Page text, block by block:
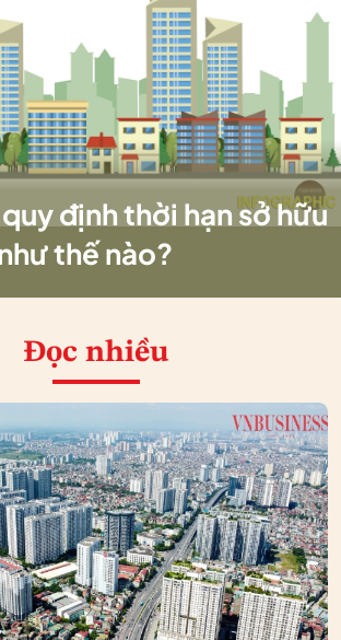
định thời hạn sở hữu
thế nào?
Đọc nhiều